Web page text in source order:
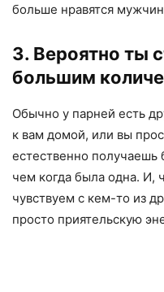
больше нравятся
3. Вероятно ты
большим
Обычно у парней есть
к вам домой, или вы
естественно
чем когда была одна. И,
чувствуем с кем-то из
просто приятельскую